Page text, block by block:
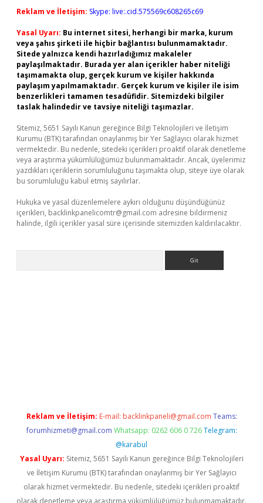
Reklam ve İletişim: Skype: live:.cid.575569c608265c69
Yasal Uyarı: Bu internet sitesi, herhangi bir marka, kurum
veya şahıs şirketi ile hiçbir bağlantısı bulunmamaktadır.
Sitede yalnızca kendi hazırladığımız makaleler
paylaşılmaktadır. Burada yer alan içerikler haber niteliği
taşımamakta olup, gerçek kurum ve kişiler hakkında
paylaşım yapılmamaktadır. Gerçek kurum ve kişiler ile isim
benzerlikleri tamamen tesadüfidir. Sitemizdeki bilgiler
taslak halindedir ve tavsiye niteliği taşımazlar.
Sitemiz, 5651 Sayılı Kanun gereğince Bilgi Teknolojileri ve İletişim
Kurumu (BTK) tarafından onaylanmış bir Yer Sağlayıcı olarak hizmet
vermektedir. Bu nedenle, sitedeki içerikleri proaktif olarak denetleme
veya araştırma yükümlülüğümüz bulunmamaktadır. Ancak, üyelerimiz
yazdıkları içeriklerin sorumluluğunu taşımakta olup, siteye üye olarak
bu sorumluluğu kabul etmiş sayılırlar.
Hukuka ve yasal düzenlemelere aykırı olduğunu düşündüğünüz
içerikleri, backlinkpanelicomtr@gmail.com adresine bildirmeniz
halinde, ilgili içerikler yasal süre içerisinde sitemizden kaldırılacaktır.
Reklam ve İletişim: E-mail: backlinkpaneli@gmail.com Teams:
forumhizmeti@gmail.com Whatsapp: 0262 606 0 726 Telegram:
@karabul
Yasal Uyarı: Sitemiz, 5651 Sayılı Kanun gereğince Bilgi Teknolojileri
ve İletişim Kurumu (BTK) tarafından onaylanmış bir Yer Sağlayıcı
olarak hizmet vermektedir. Bu nedenle, sitedeki içerikleri proaktif
olarak denetleme veya araştırma yükümlülüğümüz bulunmamaktadır.